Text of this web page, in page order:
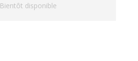
Bientôt disponible